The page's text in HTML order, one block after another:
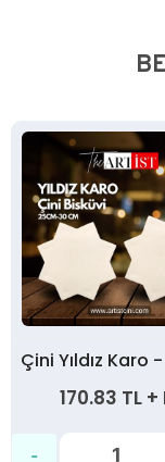
170.83 TL +